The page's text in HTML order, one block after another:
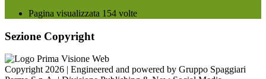
Pagina visualizzata 154 volte
Sezione Copyright
Copyright 2026 | Engineered and powered by Gruppo Spaggiari